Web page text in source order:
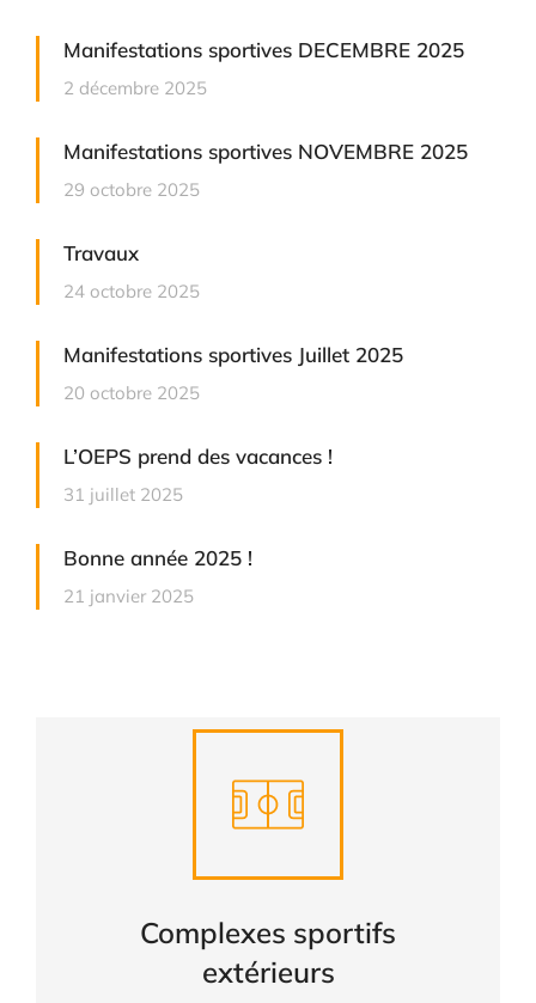
Manifestations sportives DECEMBRE 2025
2 décembre 2025
Manifestations sportives NOVEMBRE 2025
29 octobre 2025
Travaux
24 octobre 2025
Manifestations sportives Juillet 2025
20 octobre 2025
L’OEPS prend des vacances !
31 juillet 2025
Bonne année 2025 !
21 janvier 2025
Complexes sportifs
extérieurs
Complexes sportifs
extérieurs
CONSULTER